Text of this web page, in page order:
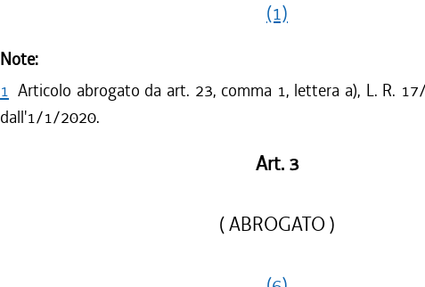
(1)
Note:
1 Articolo abrogato da art. 23, comma 1, lettera a), L. R.
dall'1/1/2020.
Art. 3
( ABROGATO )